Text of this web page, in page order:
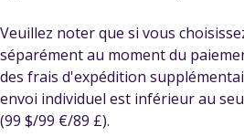
Veuillez noter que si vous
séparément au moment du
des frais d'expédition
envoi individuel est inférieur au
(99 $/99 €/89 £).